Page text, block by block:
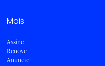
Mais
Assine
Renove
Anuncie